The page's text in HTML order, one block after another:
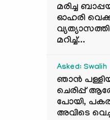
മരിച്ച
ഓഹരി
മറിച്ച്...
Asked: Swalih
ഞാൻ
ചെരിപ്പ്
പോയി,
അവിടെ